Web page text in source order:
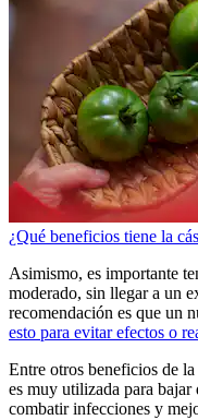
¿Qué beneficios tiene la
Asimismo, es importante
moderado, sin llegar a un
recomendación es que un
esto para evitar efectos o
Entre otros beneficios de
es muy utilizada para
combatir infecciones y